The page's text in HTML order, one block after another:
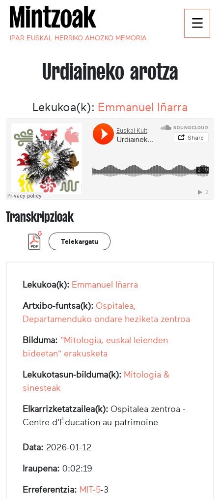
IPAR EUSKAL HERRIKO AHOZKO MEMORIA
Urdiaineko arotza
Lekukoa(k): Emmanuel Iñarra
Transkripzioak
Telekargatu
Lekukoa(k): Emmanuel Iñarra
Artxibo-funtsa(k): Ospitalea,
Departamenduko ondare heziketa zentroa
Bilduma: "Mitologia, euskal leienden
bideetan" erakusketa
Lekukotasun-bilduma(k): Mitologia &
sinesteak
Elkarrizketatzailea(k): Ospitalea zentroa -
Centre d'Éducation au patrimoine
Data: 2026-01-12
Iraupena: 0:02:19
Erreferentzia: MIT-5-3